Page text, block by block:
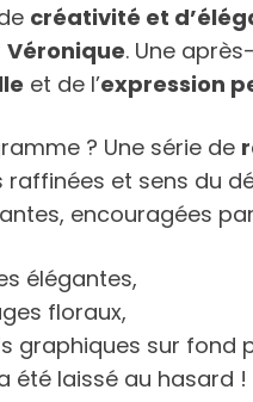
créativité et
Véronique. Une
et de l’expression
? Une série de
raffinées et sens du
encouragées
élégantes,
floraux,
graphiques sur fond
été laissé au hasard !